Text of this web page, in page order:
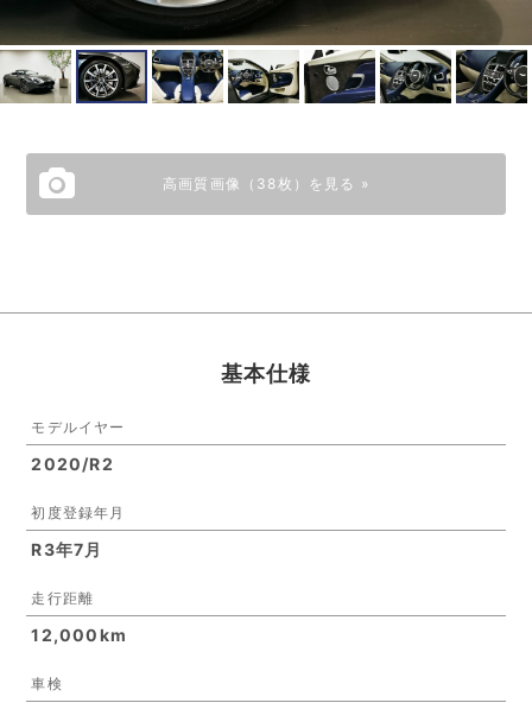
高画質画像（38枚）を見る »
基本仕様
モデルイヤー
2020/R2
初度登録年月
R3年7月
走行距離
12,000km
車検